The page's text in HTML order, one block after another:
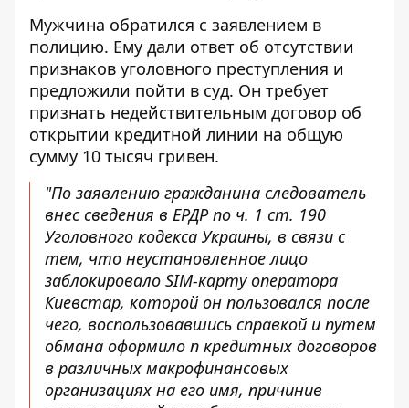
Мужчина обратился с заявлением в
полицию. Ему дали ответ об отсутствии
признаков уголовного преступления и
предложили пойти в суд. Он требует
признать недействительным договор об
открытии кредитной линии на общую
сумму 10 тысяч гривен.
"По заявлению гражданина следователь
внес сведения в ЕРДР по ч. 1 ст. 190
Уголовного кодекса Украины, в связи с
тем, что неустановленное лицо
заблокировало SIM-карту оператора
Киевстар, которой он пользовался после
чего, воспользовавшись справкой и путем
обмана оформило п кредитных договоров
в различных макрофинансовых
организациях на его имя, причинив